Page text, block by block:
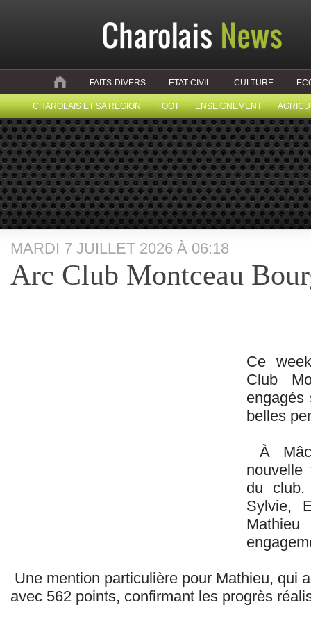
FAITS-DIVERS ETAT CIVIL CULTURE
CHAROLAIS ET SA RÉGION FOOT ENSEIGNEMENT
MARDI 7 JUILLET 2026 À 06:18
Arc Club Montceau
Ce
Club
engagés
belles
À
du club.
Sylvie,
Une mention particulière pour Mathieu, qui
avec 562 points, confirmant les progrès